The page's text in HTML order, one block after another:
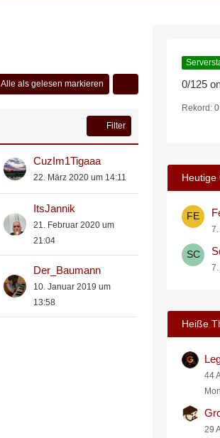
Alle als gelesen markieren
Filter
CuzIm1Tigaaa
22. März 2020 um 14:11
ItsJannik
21. Februar 2020 um
21:04
Der_Baumann
10. Januar 2019 um
13:58
0/125
Rekord:
Heutige
Heiße
44
29